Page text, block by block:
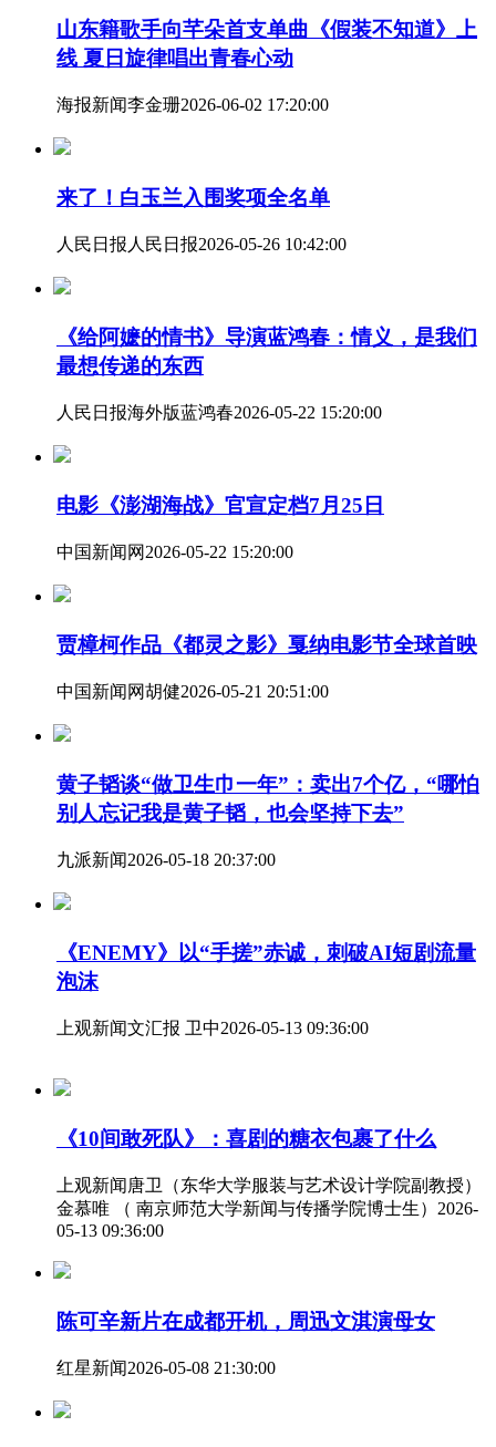
山东籍歌手向芊朵首支单曲《假装不知道》上
线 夏日旋律唱出青春心动
海报新闻李金珊2026-06-02 17:20:00
来了！白玉兰入围奖项全名单
人民日报 人民日报2026-05-26 10:42:00
《给阿嬷的情书》导演蓝鸿春：情义，是我们
最想传递的东西
人民日报海外版蓝鸿春2026-05-22 15:20:00
电影《澎湖海战》官宣定档7月25日
中国新闻网 2026-05-22 15:20:00
贾樟柯作品《都灵之影》戛纳电影节全球首映
中国新闻网胡健2026-05-21 20:51:00
黄子韬谈“做卫生巾一年”：卖出7个亿，“哪怕
别人忘记我是黄子韬，也会坚持下去”
九派新闻2026-05-18 20:37:00
《ENEMY》以“手搓”赤诚，刺破AI短剧流量
泡沫
上观新闻文汇报 卫中2026-05-13 09:36:00
《10间敢死队》：喜剧的糖衣包裹了什么
上观新闻 唐卫（东华大学服装与艺术设计学院副教授）
金慕唯 （ 南京师范大学新闻与传播学院博士生） 2026-
05-13 09:36:00
陈可辛新片在成都开机，周迅文淇演母女
红星新闻2026-05-08 21:30:00